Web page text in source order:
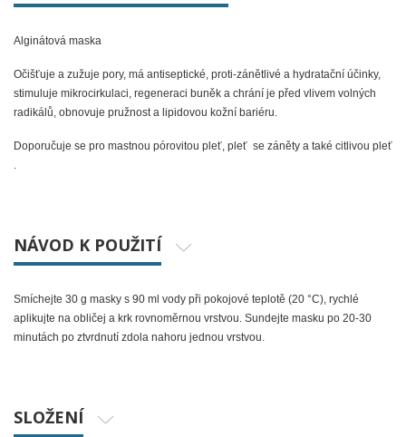
Alginátová maska
Očišťuje a zužuje pory, má antiseptické, proti-zánětlivé a hydratační účinky,
stimuluje mikrocirkulaci, regeneraci buněk a chrání je před vlivem volných
radikálů, obnovuje pružnost a lipidovou kožní bariéru.
Doporučuje se pro mastnou pórovitou pleť, pleť se záněty a také citlivou pleť
.
NÁVOD K POUŽITÍ
Smíchejte 30 g masky s 90 ml vody při pokojové teplotě (20 °C), rychlé
aplikujte na obličej a krk rovnoměrnou vrstvou. Sundejte masku po 20-30
minutách po ztvrdnutí zdola nahoru jednou vrstvou.
SLOŽENÍ